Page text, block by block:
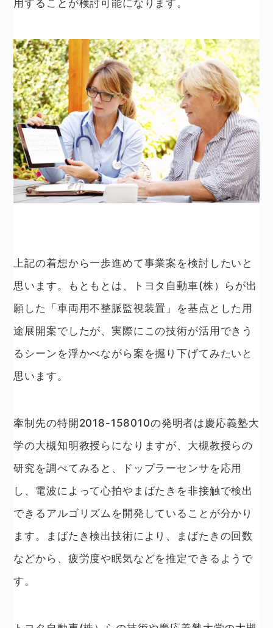
用することが検討可能になります。
上記の着想から一歩進めて事業案を検討したいと
思います。もともとは、トヨタ自動車(株）らが出
願した「車両用不整脈監視装置」を基点とした用
途展開案でしたが、実際にこの技術が活用できう
るシーンを浮かべながら案を掘り下げてみたいと
思います。
牽制先の特開2018-158010の発明者は慶応義塾大
学の大槻知明教授らになりますが、大槻教授らの
研究を調べてみると、ドップラーセンサを応用
し、電波によって心拍やまばたきを非接触で検出
できるアルゴリズムを開発していることが分かり
ます。まばたき検出技術により、まばたきの回数
などから、疲労度や眠気などを推定できるようで
す。